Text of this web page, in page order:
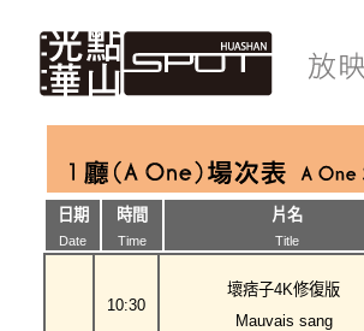
日期
Date
時間
Time
片名
Title
10:30
壞痞子4K修復版
Mauvais sang